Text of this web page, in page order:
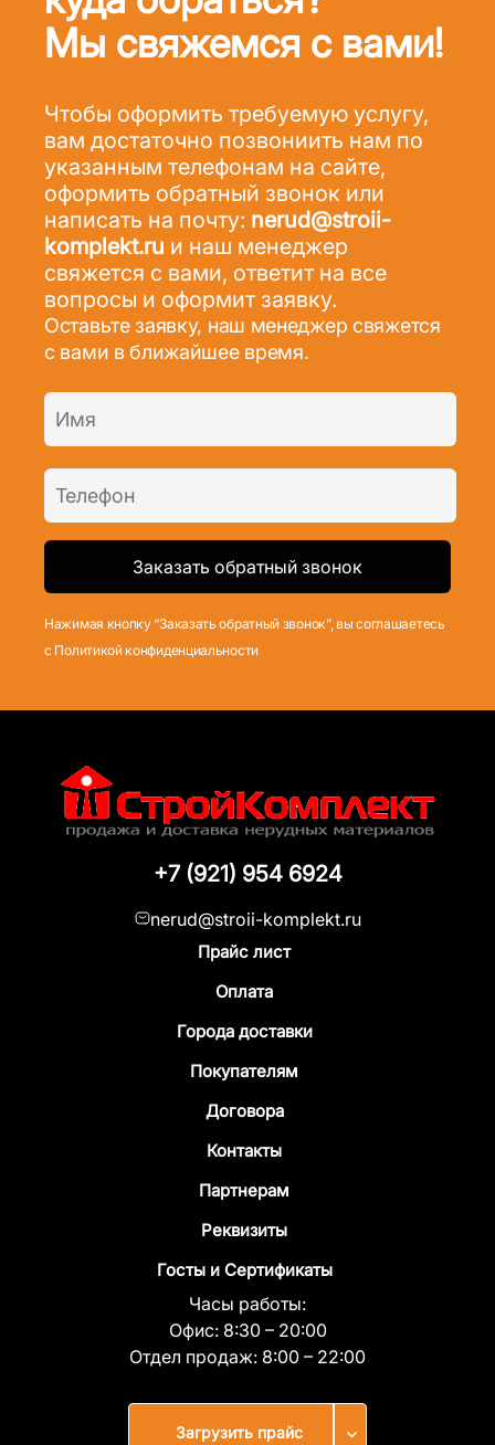
Мы свяжемся с вами!
Чтобы оформить требуемую услугу,
вам достаточно позвониить нам по
указанным телефонам на сайте,
оформить обратный звонок или
написать на почту: nerud@stroii-
komplekt.ru и наш менеджер
свяжется с вами, ответит на все
вопросы и оформит заявку.
Оставьте заявку, наш менеджер свяжется
с вами в ближайшее время.
Нажимая кнопку “Заказать обратный звонок”, вы соглашаетесь
с Политикой конфиденциальности
+7 (921) 954 6924
nerud@stroii-komplekt.ru
Прайс лист
Оплата
Города доставки
Покупателям
Договора
Контакты
Партнерам
Реквизиты
Госты и Сертификаты
Часы работы:
Офис: 8:30 – 20:00
Отдел продаж: 8:00 – 22:00
Загрузить прайс